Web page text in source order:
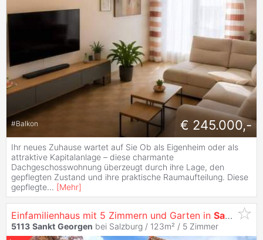
#Balkon € 245.000,-
Ihr neues Zuhause wartet auf Sie Ob als Eigenheim oder als
attraktive Kapitalanlage – diese charmante
Dachgeschosswohnung überzeugt durch ihre Lage, den
gepflegten Zustand und ihre praktische Raumaufteilung. Diese
gepflegte... [Mehr]
Einfamilienhaus mit 5 Zimmern und Garten in Sankt
5113 Sankt Georgen bei Salzburg / 123m² / 5 Zimmer